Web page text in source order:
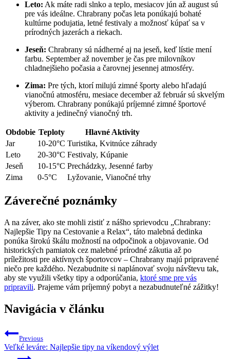
Leto: Ak máte radi slnko a teplo, mesiacov jún až august sú
pre vás ideálne. Chrabrany počas leta ponúkajú bohaté
kultúrne podujatia, letné festivaly a možnosť kúpať sa v
prírodných jazerách a riekach.
Jeseň: Chrabrany sú nádherné aj na jeseň, keď lístie mení
farbu. September až november je čas pre milovníkov
chladnejšieho počasia a čarovnej jesennej atmosféry.
Zima: Pre tých, ktorí milujú zimné športy alebo hľadajú
vianočnú atmosféru, mesiace december až február sú skvelým
výberom. Chrabrany ponúkajú príjemné zimné športové
aktivity a jedinečný vianočný trh.
Obdobie Teploty
Hlavné Aktivity
Jar
10-20°C Turistika, Kvitnúce záhrady
Leto
20-30°C Festivaly, Kúpanie
Jeseň
10-15°C Prechádzky, Jesenné farby
Zima
0-5°C Lyžovanie, Vianočné trhy
Záverečné poznámky
A na záver, ako ste mohli zistiť z nášho sprievodcu „Chrabrany:
Najlepšie Tipy na Cestovanie a Relax“, táto malebná dedinka
ponúka širokú škálu možností na odpočinok a objavovanie. Od
historických pamiatok cez malebné prírodné zákutia až po
príležitosti pre aktívnych športovcov – Chrabrany majú pripravené
niečo pre každého. Nezabudnite si naplánovať svoju návštevu tak,
aby ste využili všetky tipy a odporúčania, ktoré sme pre vás
pripravili. Prajeme vám príjemný pobyt a nezabudnuteľné zážitky!
Navigácia v článku
Previous
Veľké leváre: Najlepšie tipy na víkendový výlet